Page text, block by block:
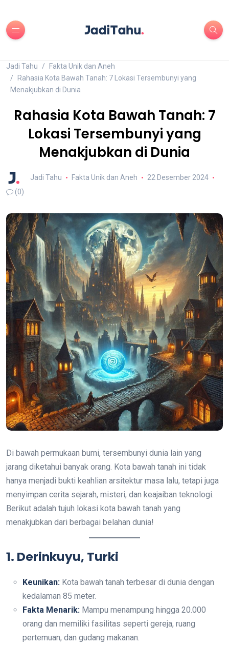
Jadi Tahu
Fakta Unik dan Aneh
Rahasia Kota Bawah Tanah: 7 Lokasi Tersembunyi yang
Menakjubkan di Dunia
Rahasia Kota Bawah Tanah: 7
Lokasi Tersembunyi yang
Menakjubkan di Dunia
Jadi Tahu Fakta Unik dan Aneh
22 Desember 2024
(0)
Di bawah permukaan bumi, tersembunyi dunia lain yang
jarang diketahui banyak orang. Kota bawah tanah ini tidak
hanya menjadi bukti keahlian arsitektur masa lalu, tetapi juga
menyimpan cerita sejarah, misteri, dan keajaiban teknologi.
Berikut adalah tujuh lokasi kota bawah tanah yang
menakjubkan dari berbagai belahan dunia!
1. Derinkuyu, Turki
Keunikan: Kota bawah tanah terbesar di dunia dengan
kedalaman 85 meter.
Fakta Menarik: Mampu menampung hingga 20.000
orang dan memiliki fasilitas seperti gereja, ruang
pertemuan, dan gudang makanan.